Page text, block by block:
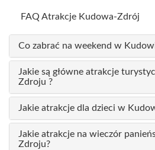
FAQ Atrakcje Kudowa-Zdrój
Co zabrać na weekend w
Jakie są główne atrakcje
Zdroju ?
Jakie atrakcje dla dzieci w
Jakie atrakcje na wieczór
Zdroju?